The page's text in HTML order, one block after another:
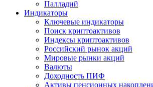
Палладий
Индикаторы
Ключевые индикаторы
Поиск криптоактивов
Индексы криптоактивов
Российский рынок акций
Мировые рынки акций
Валюты
Доходность ПИФ
Активы пенсионных